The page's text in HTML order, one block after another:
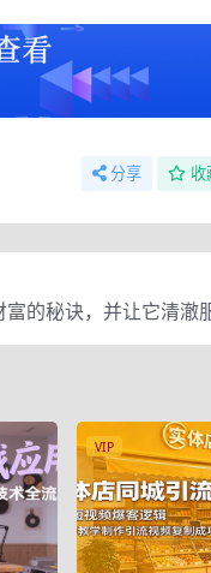
分享 收
的秘诀，并让它清澈
VIP